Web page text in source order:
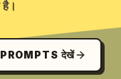
है।
देखें